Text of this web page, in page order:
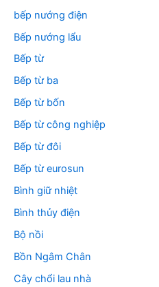
bếp nướng điện
Bếp nướng lẩu
Bếp từ
Bếp từ ba
Bếp từ bốn
Bếp từ công nghiệp
Bếp từ đôi
Bếp từ eurosun
Bình giữ nhiệt
Bình thủy điện
Bộ nồi
Bồn Ngâm Chân
Cây chổi lau nhà